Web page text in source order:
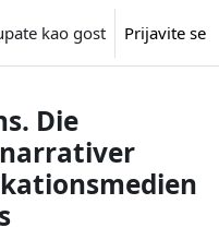
kao gost Prijavite se
Die